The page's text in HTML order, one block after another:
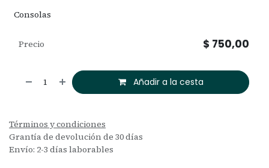
Consolas
Añadir a la cesta
Precio $ 750,00
Términos y condiciones
Grantía de devolución de 30 días
Envío: 2-3 días laborables